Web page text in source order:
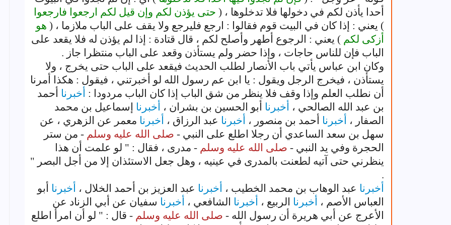
أحدا يأذن لكم في دخولها فلا تدخلوها ، ( حتى يؤذن لكم وإن قيل لكم ارجعوا فارجعوا
) يعني : إذا كان في البيت قوم فقالوا : ارجع فليرجع ولا يقف على الباب ملازما ، ( هو
أزكى لكم ) يعني : الرجوع أطهر وأصلح لكم ، قال قتادة : إذا لم يؤذن له فلا يقعد على
الباب فإن للناس حاجات ، وإذا حضر ولم يستأذن وقعد على الباب منتظرا جاز .
وكان ابن عباس يأتي باب الأنصار لطلب الحديث فيقعد على الباب حتى يخرج ، ولا
يستأذن ، فيخرج الرجل ويقول : يا ابن عم رسول الله لو أخبرتني ، فيقول : هكذا أمرنا
أن نطلب العلم وإذا وقف فلا ينظر من شق الباب إذا كان الباب مردودا : أخبرنا أحمد
بن عبد الله الصالحي ، أخبرنا أبو الحسين بن بشران ، أخبرنا إسماعيل بن محمد
الصفار ، أخبرنا أحمد بن منصور ، أخبرنا عبد الرزاق ، أخبرنا معمر عن الزهري ، عن
سهل بن سعد الساعدي أن رجلا اطلع على النبي - صلى الله عليه وسلم - من ستر
الحجرة وفي يد النبي - صلى الله عليه وسلم - مدرى ، فقال : " لو علمت أن هذا
ينظرني حتى آتيه لطعنت بالمدرى في عينيه ، وهل جعل الاستئذان إلا من أجل البصر "
.
أخبرنا عبد الوهاب بن محمد الخطيب ، أخبرنا عبد العزيز بن أحمد الخلال ، أخبرنا أبو
العباس الأصم ، أخبرنا الربيع ، أخبرنا الشافعي ، أخبرنا سفيان عن أبي الزناد عن
الأعرج عن أبي هريرة أن رسول الله - صلى الله عليه وسلم - قال : " لو أن امرأ اطلع